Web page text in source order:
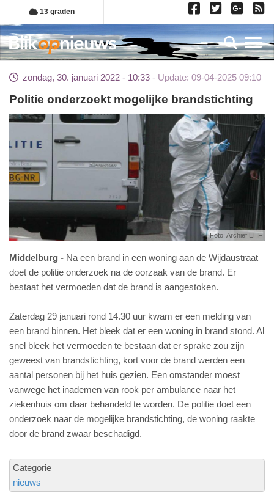
Overslaan
en
naar
de
gaan
13 graden
zondag, 30. januari 2022 - 10:33 Update: 09-04-2025 09:10
Politie onderzoekt mogelijke brandstichting
Foto: Archief EHF
Middelburg
Na een brand in een woning aan de Wijdaustraat
doet de politie onderzoek na de oorzaak van de brand. Er
bestaat het vermoeden dat de brand is aangestoken.
Zaterdag 29 januari rond 14.30 uur kwam er een melding van
een brand binnen. Het bleek dat er een woning in brand stond. Al
snel bleek het vermoeden te bestaan dat er sprake zou zijn
geweest van brandstichting, kort voor de brand werden een
aantal personen bij het huis gezien. Een omstander moest
vanwege het inademen van rook per ambulance naar het
ziekenhuis om daar behandeld te worden. De politie doet een
onderzoek naar de mogelijke brandstichting, de woning raakte
door de brand zwaar beschadigd.
Categorie
nieuws